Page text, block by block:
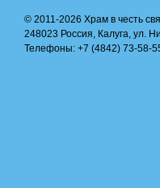
© 2011-2026 Храм в честь
248023 Россия, Калуга, ул.
Телефоны: +7 (4842) 73-58-